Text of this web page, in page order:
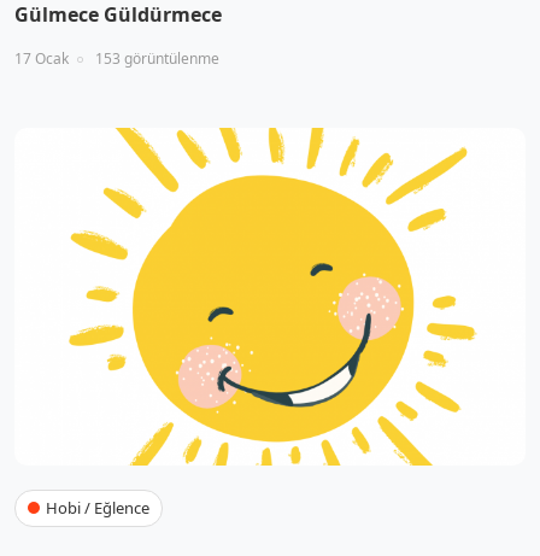
Gülmece Güldürmece
17 Ocak 153 görüntülenme
Hobi / Eğlence